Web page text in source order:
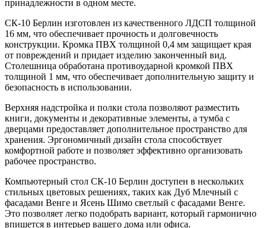
принадлежности в одном месте.
СК-10 Берлин изготовлен из качественного ЛДСП толщиной
16 мм, что обеспечивает прочность и долговечность
конструкции. Кромка ПВХ толщиной 0,4 мм защищает края
от повреждений и придает изделию законченный вид.
Столешница обработана противоударной кромкой ПВХ
толщиной 1 мм, что обеспечивает дополнительную защиту и
безопасность в использовании.
Верхняя надстройка и полки стола позволяют разместить
книги, документы и декоративные элементы, а тумба с
дверцами предоставляет дополнительное пространство для
хранения. Эргономичный дизайн стола способствует
комфортной работе и позволяет эффективно организовать
рабочее пространство.
Компьютерный стол СК-10 Берлин доступен в нескольких
стильных цветовых решениях, таких как Дуб Млечный с
фасадами Венге и Ясень Шимо светлый с фасадами Венге.
Это позволяет легко подобрать вариант, который гармонично
впишется в интерьер вашего дома или офиса.